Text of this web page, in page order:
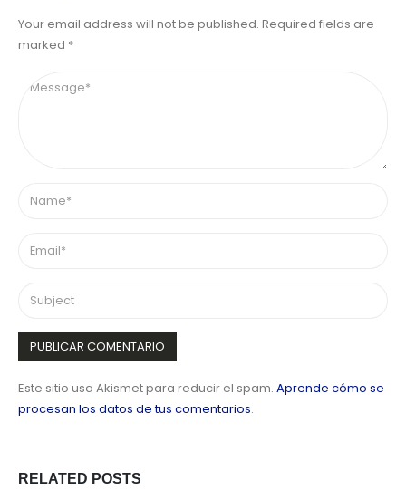
Your email address will not be published. Required fields are
marked *
Este sitio usa Akismet para reducir el spam. Aprende cómo se
procesan los datos de tus comentarios.
RELATED POSTS